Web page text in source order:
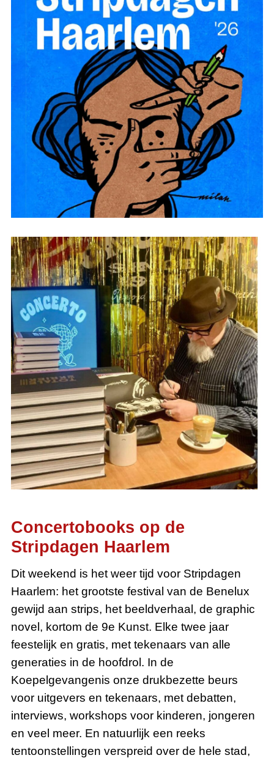
Concertobooks op de
Stripdagen Haarlem
Dit weekend is het weer tijd voor Stripdagen
Haarlem: het grootste festival van de Benelux
gewijd aan strips, het beeldverhaal, de graphic
novel, kortom de 9e Kunst. Elke twee jaar
feestelijk en gratis, met tekenaars van alle
generaties in de hoofdrol. In de
Koepelgevangenis onze drukbezette beurs
voor uitgevers en tekenaars, met debatten,
interviews, workshops voor kinderen, jongeren
en veel meer. En natuurlijk een reeks
tentoonstellingen verspreid over de hele stad,